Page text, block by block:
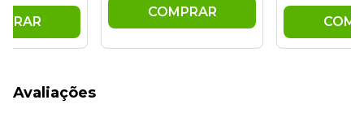
COMPRAR
Avaliações